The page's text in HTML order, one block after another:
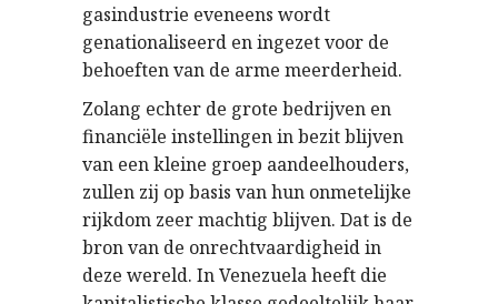
gasindustrie eveneens wordt
genationaliseerd en ingezet voor de
behoeften van de arme meerderheid.
Zolang echter de grote bedrijven en
financiële instellingen in bezit blijven
van een kleine groep aandeelhouders,
zullen zij op basis van hun onmetelijke
rijkdom zeer machtig blijven. Dat is de
bron van de onrechtvaardigheid in
deze wereld. In Venezuela heeft die